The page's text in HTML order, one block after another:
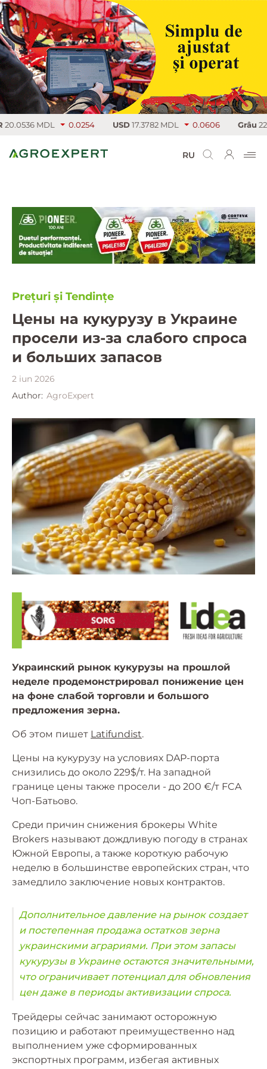
MDL 0.0254 USD 17.3782 MDL 0.0606 Grâu 224.25
RU
Prețuri și Tendințe
Цены на кукурузу в Украине
просели из-за слабого спроса
и больших запасов
2 iun 2026
Author: AgroExpert
Украинский рынок кукурузы на прошлой
неделе продемонстрировал понижение цен
на фоне слабой торговли и большого
предложения зерна.
Об этом пишет Latifundist.
Цены на кукурузу на условиях DAP-порта
снизились до около 229$/т. На западной
границе цены также просели - до 200 €/т FCA
Чоп-Батьово.
Среди причин снижения брокеры White
Brokers называют дождливую погоду в странах
Южной Европы, а также короткую рабочую
неделю в большинстве европейских стран, что
замедлило заключение новых контрактов.
Дополнительное давление на рынок создает
и постепенная продажа остатков зерна
украинскими аграриями. При этом запасы
кукурузы в Украине остаются значительными,
что ограничивает потенциал для обновления
цен даже в периоды активизации спроса.
Трейдеры сейчас занимают осторожную
позицию и работают преимущественно над
выполнением уже сформированных
экспортных программ, избегая активных